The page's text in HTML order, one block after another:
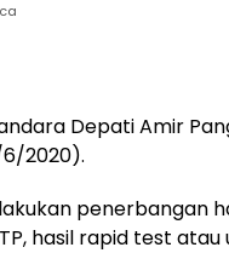
Depati Amir
2020).
penerbangan
hasil rapid test atau